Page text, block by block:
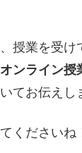
授業を受け
ンライン授
てお伝えし
くださいね